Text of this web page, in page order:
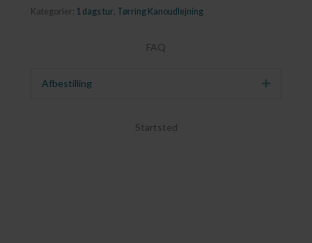
Kategorier: 1 dags tur Tørring Kanoudlejning
FAQ
Afbestilling Udvid
Startsted